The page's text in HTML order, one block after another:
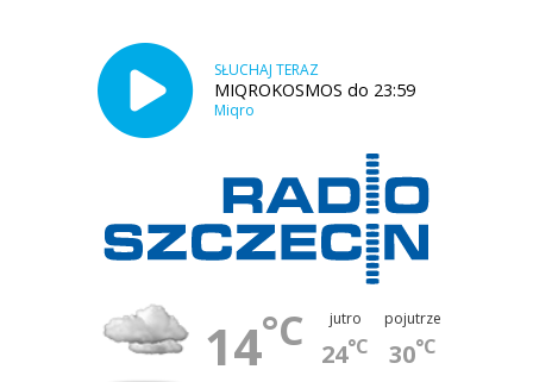
SŁUCHAJ TERAZ
MIQROKOSMOS do 23:59
Miqro
14°C jutro
24°C
pojutrze
30°C